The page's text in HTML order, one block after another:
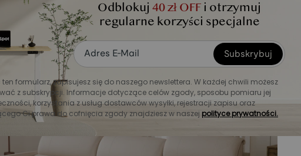
Odblokuj 40 zł OFF i otrzymuj
regularne korzyści specjalne
Subskrybuj
ten formularz, zapisujesz się do naszego newslettera. W każdej chwili możesz
z subskrypcji. Informacje dotyczące celów zgody, sposobu pomiaru jej
korzystania z usług dostawców wysyłki, rejestracji zapisu oraz
Ci prawa do cofnięcia zgody znajdziesz w naszej polityce prywatności.